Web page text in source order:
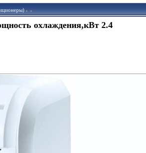
охлаждения,кВт 2.4